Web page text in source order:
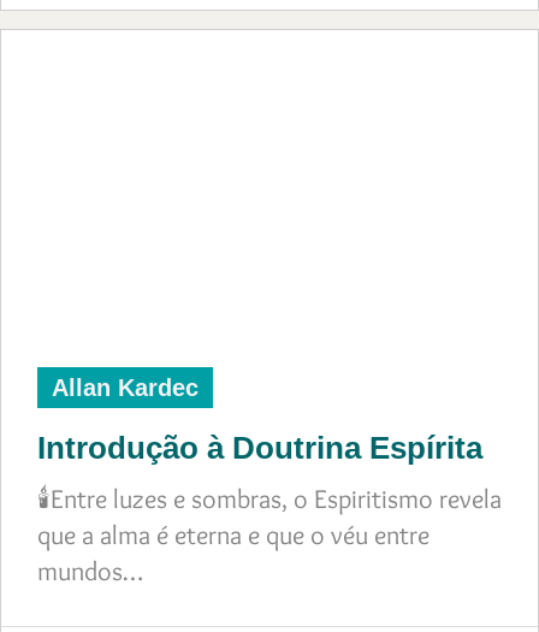
Allan Kardec
Introdução à Doutrina Espírita
🕯️Entre luzes e sombras, o Espiritismo revela
que a alma é eterna e que o véu entre
mundos…